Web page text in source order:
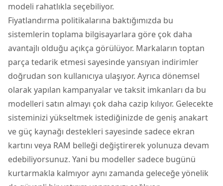
modeli rahatlıkla seçebiliyor.
Fiyatlandırma politikalarına baktığımızda bu
sistemlerin toplama bilgisayarlara göre çok daha
avantajlı olduğu açıkça görülüyor. Markaların toptan
parça tedarik etmesi sayesinde yansıyan indirimler
doğrudan son kullanıcıya ulaşıyor. Ayrıca dönemsel
olarak yapılan kampanyalar ve taksit imkanları da bu
modelleri satın almayı çok daha cazip kılıyor. Gelecekte
sisteminizi yükseltmek istediğinizde de geniş anakart
ve güç kaynağı destekleri sayesinde sadece ekran
kartını veya RAM belleği değiştirerek yolunuza devam
edebiliyorsunuz. Yani bu modeller sadece bugünü
kurtarmakla kalmıyor aynı zamanda geleceğe yönelik